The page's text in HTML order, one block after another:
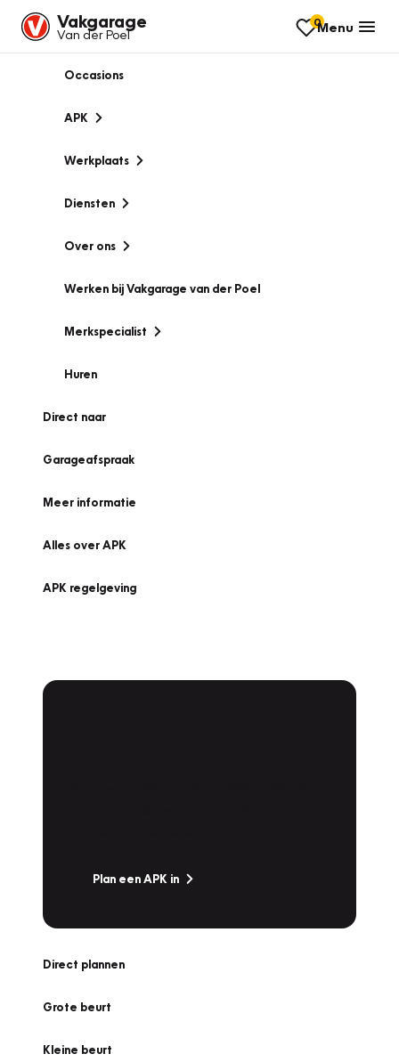
Vakgarage
Van der Poel
0Menu
Occasions
APK
Werkplaats
Diensten
Over ons
Werken bij Vakgarage van der Poel
Merkspecialist
Huren
Direct naar
Garageafspraak
Meer informatie
Alles over APK
APK regelgeving
Plan een APK in
Direct plannen
Grote beurt
Kleine beurt